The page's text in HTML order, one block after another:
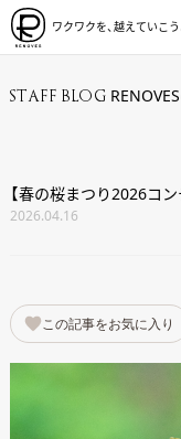
ワクワクを、越えていこう
STAFF BLOG
【春の桜まつり2026コ
2026.04.16
この記事をお気に入り